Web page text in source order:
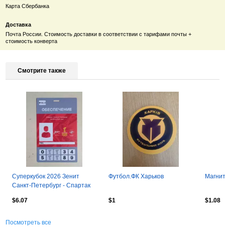
Карта Сбербанка
Доставка
Почта России. Стоимость доставки в соответствии с тарифами почты +
стоимость конверта
Смотрите также
Суперкубок 2026 Зенит
Санкт-Петербург - Спартак
$6.07
Футбол.ФК Харьков
$1 $1.08
Посмотреть все